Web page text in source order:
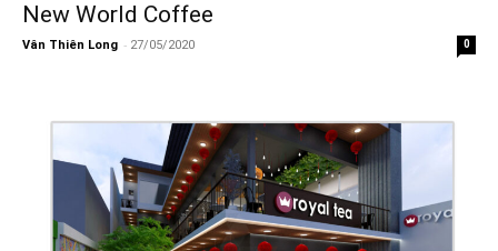
New World Coffee
Vân Thiên Long - 27/05/2020 0